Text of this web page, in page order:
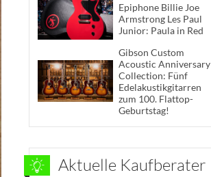
Epiphone Billie Joe
Armstrong Les Paul
Junior: Paula in Red
Gibson Custom
Acoustic Anniversary
Collection: Fünf
Edelakustikgitarren
zum 100. Flattop-
Geburtstag!
Aktuelle Kaufberater